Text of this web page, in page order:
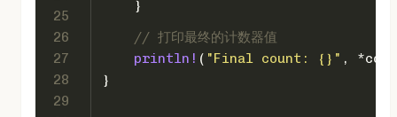
25
26
27
28
29
    }
// 打印最终的计数器值
println! ( "Final count: {}" ,
}